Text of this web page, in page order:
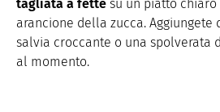
tagliata a fette su un piatto
arancione della zucca. Aggiungete
salvia croccante o una spolverata
al momento.